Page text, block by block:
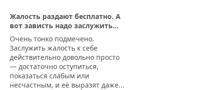
Жалость раздают бесплатно. А
вот зависть надо заслужить...
Очень тонко подмечено.
Заслужить жалость к себе
действительно довольно просто
— достаточно оступиться,
показаться слабым или
несчастным, и её выразят даже...